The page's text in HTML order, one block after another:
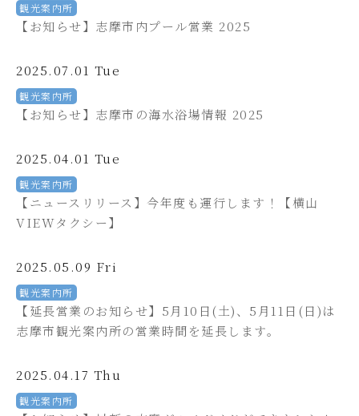
観光案内所
【お知らせ】志摩市内プール営業 2025
2025.07.01 Tue
観光案内所
【お知らせ】志摩市の海水浴場情報 2025
2025.04.01 Tue
観光案内所
【ニュースリリース】今年度も運行します！【横山
VIEWタクシー】
2025.05.09 Fri
観光案内所
【延長営業のお知らせ】5月10日(土)、5月11日(日)は
志摩市観光案内所の営業時間を延長します。
2025.04.17 Thu
観光案内所